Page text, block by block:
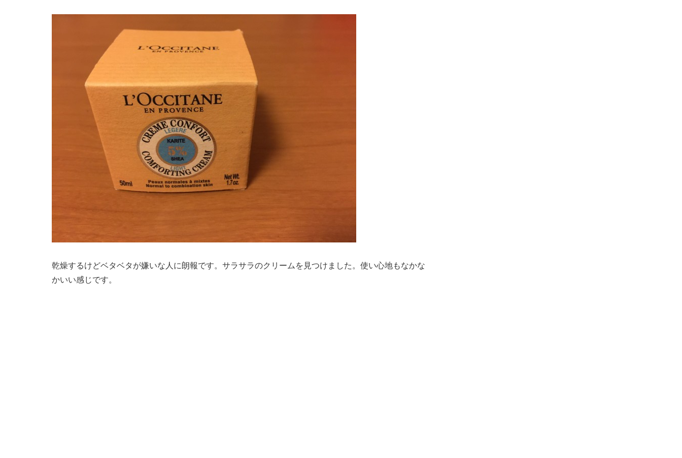
乾燥するけどベタベタが嫌いな人に朗報です。サラサラのクリームを見つけました。使い心地もなかな
かいい感じです。